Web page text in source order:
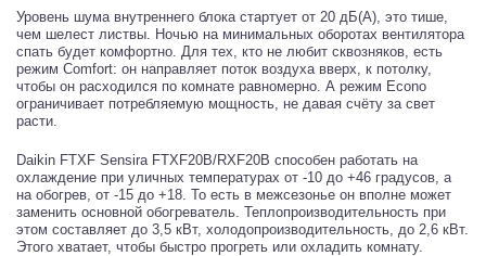
Уровень шума внутреннего блока стартует от 20 дБ(A), это тише,
чем шелест листвы. Ночью на минимальных оборотах вентилятора
спать будет комфортно. Для тех, кто не любит сквозняков, есть
режим Comfort: он направляет поток воздуха вверх, к потолку,
чтобы он расходился по комнате равномерно. А режим Econо
ограничивает потребляемую мощность, не давая счёту за свет
расти.
Daikin FTXF Sensira FTXF20B/RXF20B способен работать на
охлаждение при уличных температурах от -10 до +46 градусов, а
на обогрев, от -15 до +18. То есть в межсезонье он вполне может
заменить основной обогреватель. Теплопроизводительность при
этом составляет до 3,5 кВт, холодопроизводительность, до 2,6 кВт.
Этого хватает, чтобы быстро прогреть или охладить комнату.